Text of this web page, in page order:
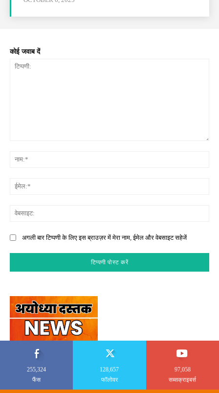
कोई जवाब दें
अगली बार टिप्पणी के लिए इस ब्राउज़र में मेरा नाम, ईमेल और वेबसाइट सहेजें
255,324
फैंस
128,657
फॉलोवर
97,058
सब्सक्राइबर्स